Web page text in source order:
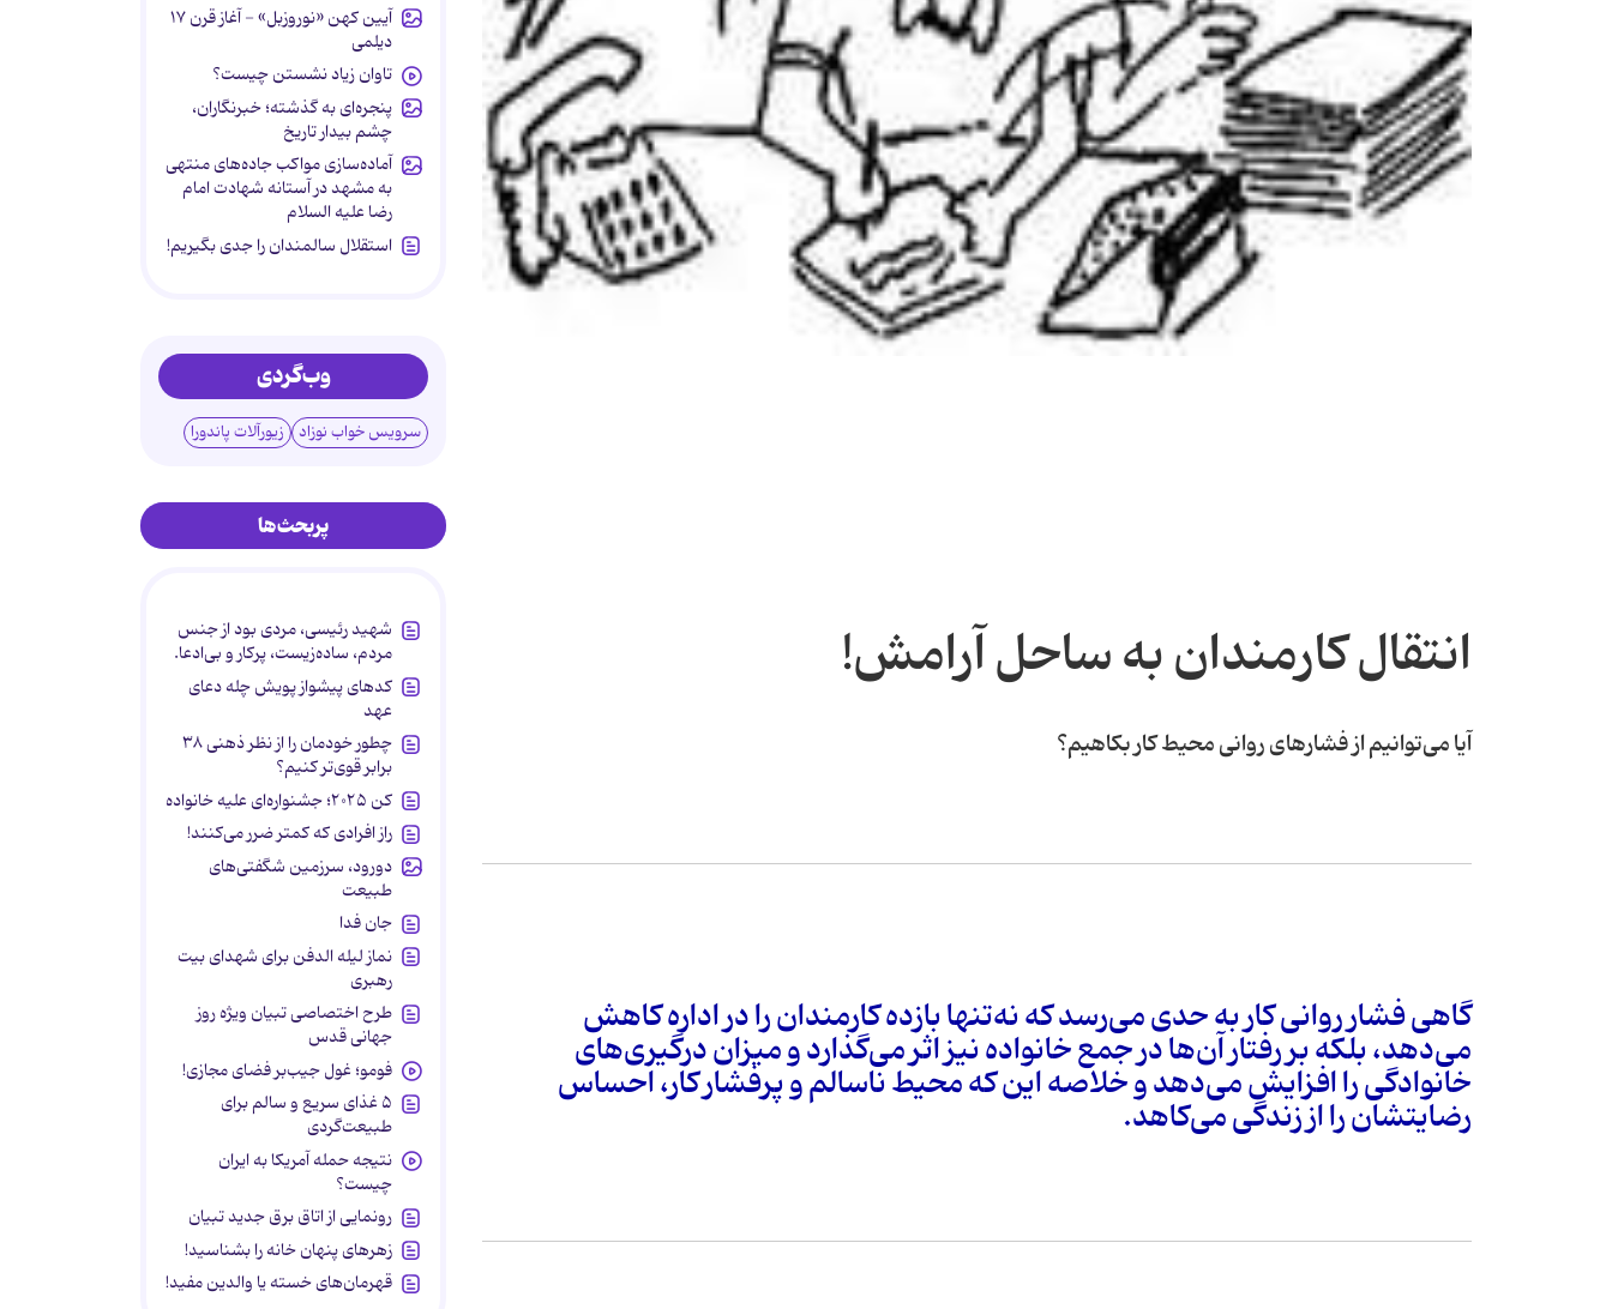
انتقال کارمندان به ساحل آرامش!
آیا می‌توانیم از فشارهای روانی محیط کار بکاهیم؟
گاهی فشار روانی کار به حدی می‌رسد که نه‌تنها بازده کارمندان را در اداره کاهش
می‌دهد، بلکه بر رفتار آن‌ها در جمع خانواده نیز اثر می‌گذارد و میزان درگیری‌های
خانوادگی را افزایش می‌دهد و خلاصه این که محیط ناسالم و پرفشار کار، احساس
رضایتشان را از زندگی می‌کاهد.
آیین کهن «نوروزبل» - آغاز قرن ۱۷
دیلمی
تاوان زیاد نشستن چیست؟
پنجره‌ای به گذشته؛ خبرنگاران،
چشم بیدار تاریخ
آماده‌سازی مواکب جاده‌های منتهی
به مشهد در آستانه شهادت امام
رضا علیه السلام
استقلال سالمندان را جدی بگیریم!
وب‌گردی
سرویس خواب نوزاد زیورآلات پاندورا
پربحث‌ها
شهید رئیسی، مردی بود از جنس
مردم، ساده‌زیست، پرکار و بی‌ادعا.
کدهای پیشواز پویش چله دعای
عهد
چطور خودمان را از نظر ذهنی ۳۸
برابر قوی‌تر کنیم؟
کن ۲۰۲۵؛ جشنواره‌ای علیه خانواده
راز افرادی که کمتر ضرر می‌کنند!
دورود، سرزمین شگفتی‌های
طبیعت
جان فدا
نماز لیله الدفن برای شهدای بیت
رهبری
طرح اختصاصی تبیان ویژه روز
جهانی قدس
فومو؛ غول جیب‌بر فضای مجازی!
۵ غذای سریع و سالم برای
طبیعت‌گردی
نتیجه حمله آمریکا به ایران
چیست؟
رونمایی از اتاق برق جدید تبیان
زهرهای پنهان خانه را بشناسید!
قهرمان‌های خسته یا والدین مفید!